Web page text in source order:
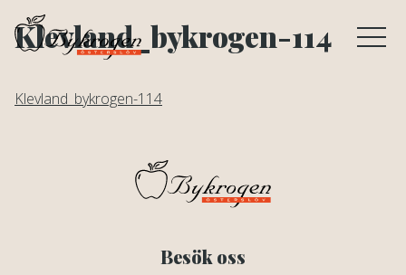
Klevland_bykrogen-114
Klevland_bykrogen-114
Besök oss